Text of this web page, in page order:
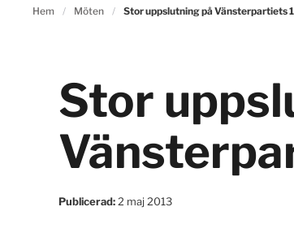
Hem Möten Stor uppslutning på Vänsterpartiets
Stor
Publicerad: 2 maj 2013